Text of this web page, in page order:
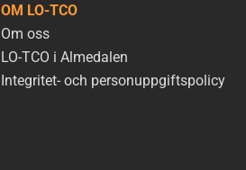
OM LO-TCO
Om oss
LO-TCO i Almedalen
Integritet- och personuppgiftspolicy